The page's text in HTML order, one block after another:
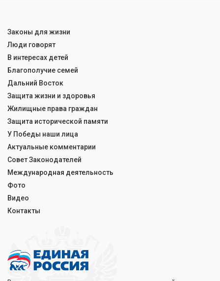
Законы для жизни
Люди говорят
В интересах детей
Благополучие семей
Дальний Восток
Защита жизни и здоровья
Жилищные права граждан
Защита исторической памяти
У Победы наши лица
Актуальные комментарии
Совет Законодателей
Международная деятельность
Фото
Видео
Контакты